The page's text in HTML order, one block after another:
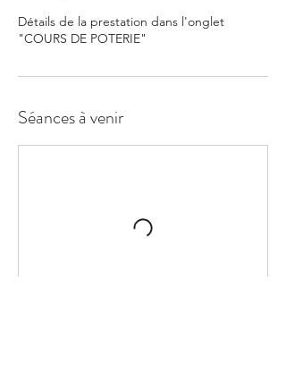
Détails de la prestation dans l'onglet
"COURS DE POTERIE"
Séances à venir